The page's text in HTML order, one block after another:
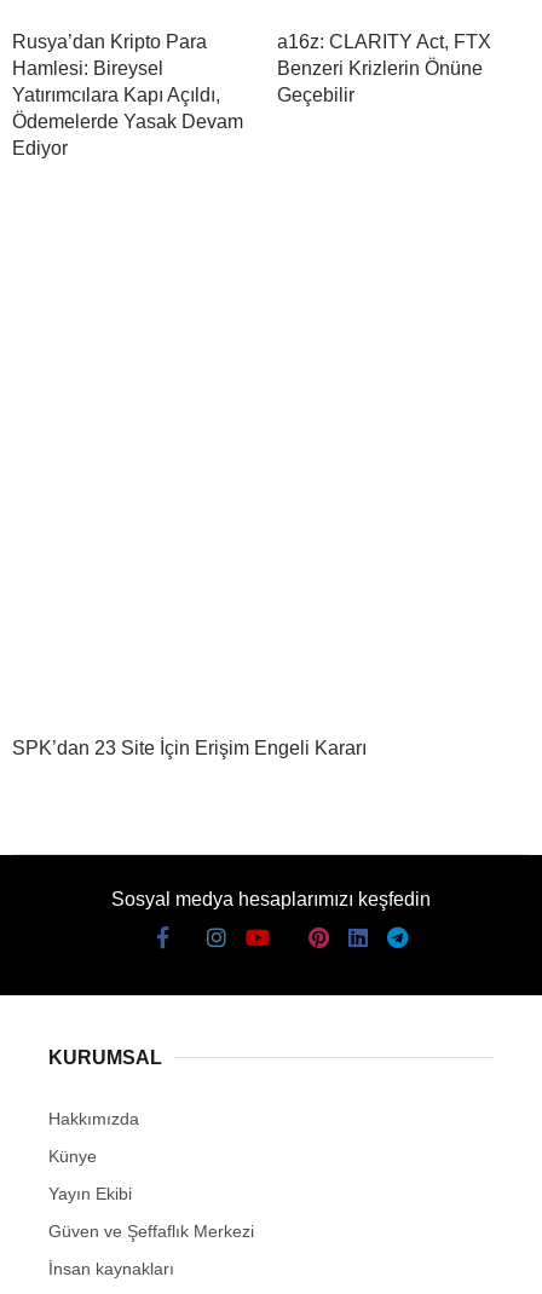
Rusya’dan Kripto Para
Hamlesi: Bireysel
Yatırımcılara Kapı Açıldı,
Ödemelerde Yasak Devam
Ediyor
a16z: CLARITY Act, FTX
Benzeri Krizlerin Önüne
Geçebilir
SPK’dan 23 Site İçin Erişim Engeli Kararı
Sosyal medya hesaplarımızı keşfedin
KURUMSAL
Hakkımızda
Künye
Yayın Ekibi
Güven ve Şeffaflık Merkezi
İnsan kaynakları